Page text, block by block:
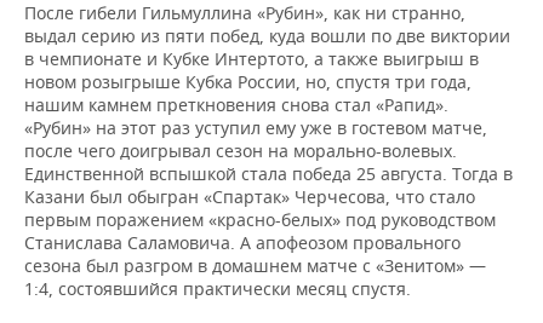
После гибели Гильмуллина «Рубин», как ни странно,
выдал серию из пяти побед, куда вошли по две виктории
в чемпионате и Кубке Интертото, а также выигрыш в
новом розыгрыше Кубка России, но, спустя три года,
нашим камнем преткновения снова стал «Рапид».
«Рубин» на этот раз уступил ему уже в гостевом матче,
после чего доигрывал сезон на морально-волевых.
Единственной вспышкой стала победа 25 августа. Тогда в
Казани был обыгран «Спартак» Черчесова, что стало
первым поражением «красно-белых» под руководством
Станислава Саламовича. А апофеозом провального
сезона был разгром в домашнем матче с «Зенитом» —
1:4, состоявшийся практически месяц спустя.